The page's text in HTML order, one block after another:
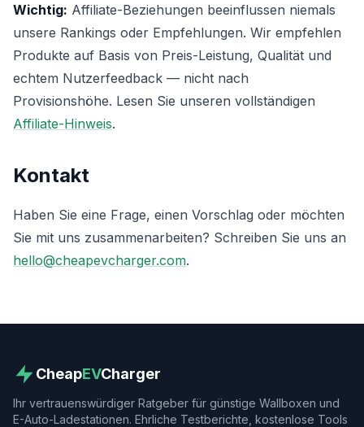
Wichtig: Affiliate-Beziehungen beeinflussen niemals
unsere Rankings oder Empfehlungen. Wir empfehlen
Produkte auf Basis von Preis-Leistung, Qualität und
echtem Nutzerfeedback — nicht nach
Provisionshöhe. Lesen Sie unseren vollständigen
Affiliate-Hinweis.
Kontakt
Haben Sie eine Frage, einen Vorschlag oder möchten
Sie mit uns zusammenarbeiten? Schreiben Sie uns an
hello@cheapevcharger.com.
CheapEVCharger
Ihr vertrauenswürdiger Ratgeber für günstige Wallboxen und
E-Auto-Ladestationen. Ehrliche Testberichte, kostenlose Tools